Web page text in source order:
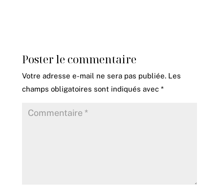
Poster le commentaire
Votre adresse e-mail ne sera pas publiée. Les
champs obligatoires sont indiqués avec *